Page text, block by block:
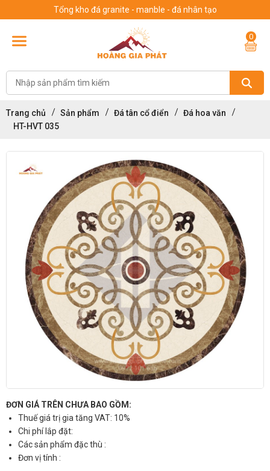
Tổng kho đá granite - manble - đá nhân tạo
0
Trang chủ Sản phẩm Đá tân cổ điển
Đá hoa văn
HT-HVT 035
ĐƠN GIÁ TRÊN CHƯA BAO GỒM:
Thuế giá trị gia tăng VAT: 10%
Chi phí lắp đặt:
Các sản phẩm đặc thù :
Đơn vị tính :